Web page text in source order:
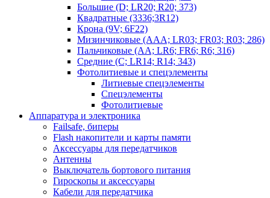
Большие (D; LR20; R20; 373)
Квадратные (3336;3R12)
Крона (9V; 6F22)
Мизинчиковые (AAA; LR03; FR03; R03; 286)
Пальчиковые (AA; LR6; FR6; R6; 316)
Средние (C; LR14; R14; 343)
Фотолитиевые и спецэлементы
Литиевые спецэлементы
Спецэлементы
Фотолитиевые
Аппаратура и электроника
Failsafe, биперы
Flash накопители и карты памяти
Аксессуары для передатчиков
Антенны
Выключатель бортового питания
Гироскопы и аксессуары
Кабели для передатчика